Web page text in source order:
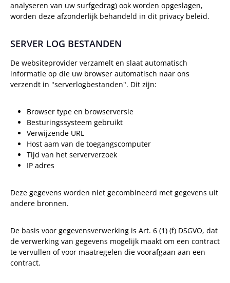
analyseren van uw surfgedrag) ook worden opgeslagen,
worden deze afzonderlijk behandeld in dit privacy beleid.
SERVER LOG BESTANDEN
De websiteprovider verzamelt en slaat automatisch
informatie op die uw browser automatisch naar ons
verzendt in "serverlogbestanden". Dit zijn:
Browser type en browserversie
Besturingssysteem gebruikt
Verwijzende URL
Host aam van de toegangscomputer
Tijd van het serververzoek
IP adres
Deze gegevens worden niet gecombineerd met gegevens uit
andere bronnen.
De basis voor gegevensverwerking is Art. 6 (1) (f) DSGVO, dat
de verwerking van gegevens mogelijk maakt om een contract
te vervullen of voor maatregelen die voorafgaan aan een
contract.